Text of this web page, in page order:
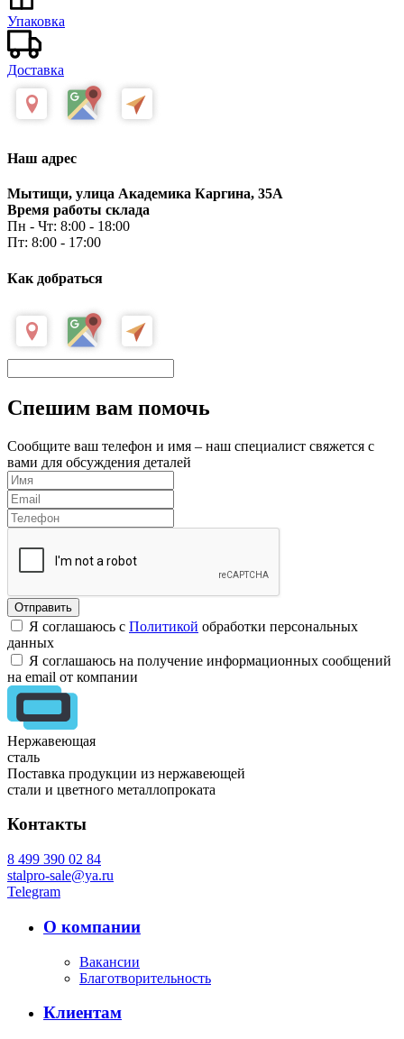
Упаковка
Доставка
Наш адрес
Мытищи, улица Академика Каргина, 35А
Время работы склада
Пн - Чт: 8:00 - 18:00
Пт: 8:00 - 17:00
Как добраться
Спешим вам помочь
Сообщите ваш телефон и имя – наш специалист свяжется с
вами для обсуждения деталей
Я соглашаюсь с Политикой обработки персональных
данных
Я соглашаюсь на получение информационных сообщений
на email от компании
Нержавеющая
сталь
Поставка продукции из нержавеющей
стали и цветного металлопроката
Контакты
8 499 390 02 84
stalpro-sale@ya.ru
Telegram
О компании
Вакансии
Благотворительность
Клиентам